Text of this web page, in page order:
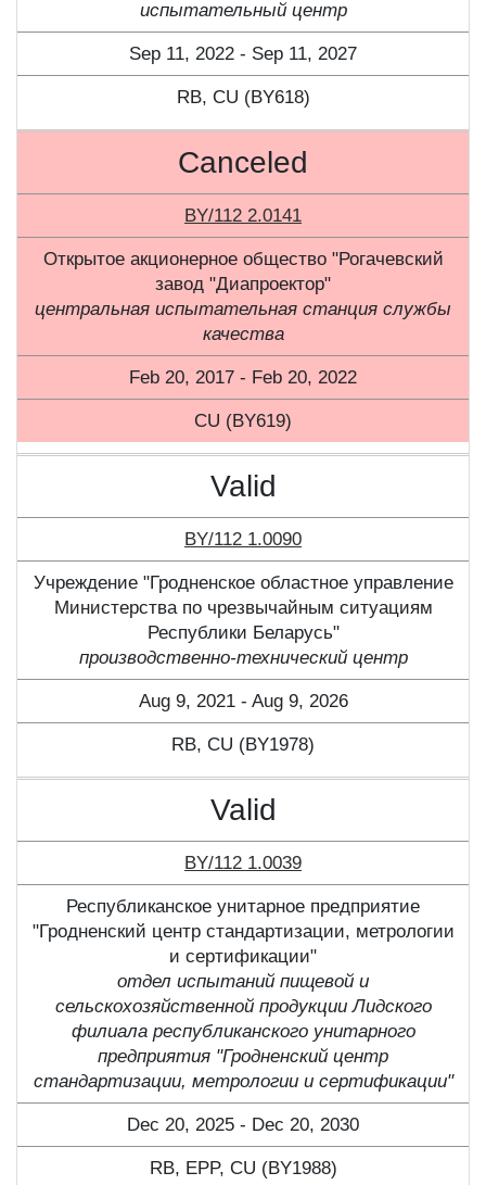
испытательный центр
Sep 11, 2022 - Sep 11, 2027
RB, CU (BY618)
Canceled
BY/112 2.0141
Открытое акционерное общество "Рогачевский
завод "Диапроектор"
центральная испытательная станция службы
качества
Feb 20, 2017 - Feb 20, 2022
CU (BY619)
Valid
BY/112 1.0090
Учреждение "Гродненское областное управление
Министерства по чрезвычайным ситуациям
Республики Беларусь"
производственно-технический центр
Aug 9, 2021 - Aug 9, 2026
RB, CU (BY1978)
Valid
BY/112 1.0039
Республиканское унитарное предприятие
"Гродненский центр стандартизации, метрологии
и сертификации"
отдел испытаний пищевой и
сельскохозяйственной продукции Лидского
филиала республиканского унитарного
предприятия "Гродненский центр
стандартизации, метрологии и сертификации"
Dec 20, 2025 - Dec 20, 2030
RB, ЕPP, CU (BY1988)